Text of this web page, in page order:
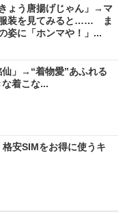
ょう唐揚げじゃん」→マ
装を見てみると…… ま
姿に「ホンマや！」...
仙」→“着物愛”あふれる
着こな...
安SIMをお得に使うキ